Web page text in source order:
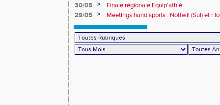
30/05
>
Finale régionale Equip'athlé
29/05
> Meetings handisports : Nottwil (Sui) et